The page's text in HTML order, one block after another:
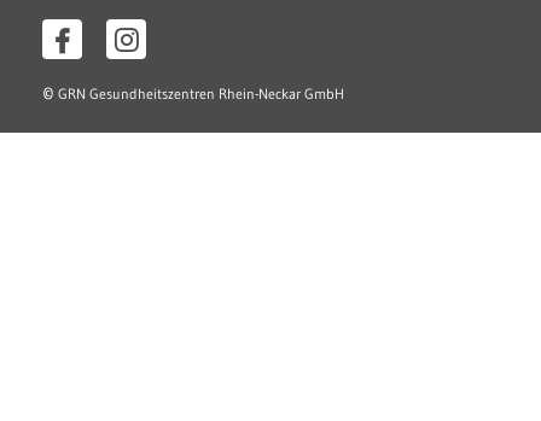
© GRN Gesundheitszentren Rhein-Neckar GmbH